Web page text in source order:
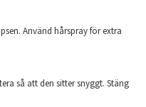
Använd hårspray för extra
så att den sitter snyggt. Stäng